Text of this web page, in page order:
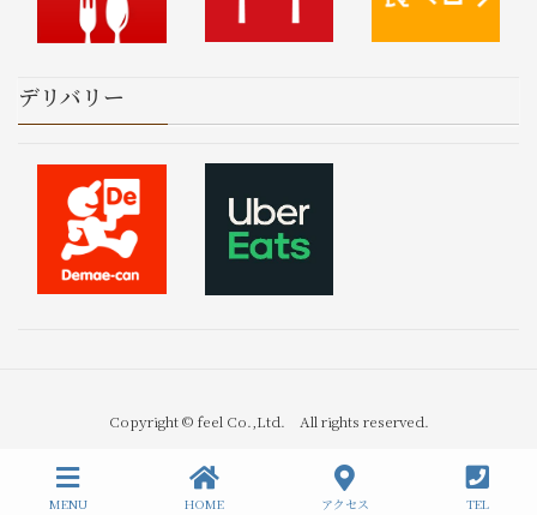
デリバリー
Copyright © feel Co.,Ltd. All rights reserved.
MENU HOME アクセス TEL